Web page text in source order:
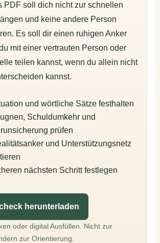
PDF soll dich nicht zur schnellen
und keine andere Person
Es soll dir einen ruhigen Anker
mit einer vertrauten Person oder
teilen kannst, wenn du allein nicht
kannst.
und wörtliche Sätze festhalten
Schuldumkehr und
prüfen
und Unterstützungsnetz
nächsten Schritt festlegen
herunterladen
oder digital Ausfüllen. Nicht zur
zur Orientierung.